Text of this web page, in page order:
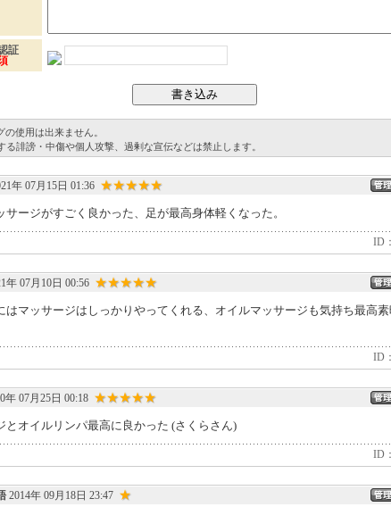
証
使用は出来ません。
誹謗・中傷や個人攻撃、過剰な宣伝などは禁止します。
年 07月15日 01:36 ★★★★★
サージがすごく良かった、足が最高身体軽くなった。
ID
年 07月10日 00:56 ★★★★★
はマッサージはしっかりやってくれる、オイルマッサージも気持ち最高
ID
年 07月25日 00:18 ★★★★★
とオイルリンパ最高に良かった (さくらさん)
ID
2014年 09月18日 23:47 ★